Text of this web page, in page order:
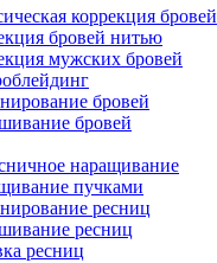
коррекция бровей
бровей нитью
мужских бровей
бровей
бровей
наращивание
пучками
ресниц
ресниц
ресниц